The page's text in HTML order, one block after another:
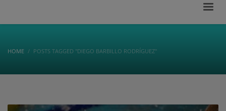
HOME POSTS TAGGED "DIEGO BARBILLO RODRÍGUEZ"